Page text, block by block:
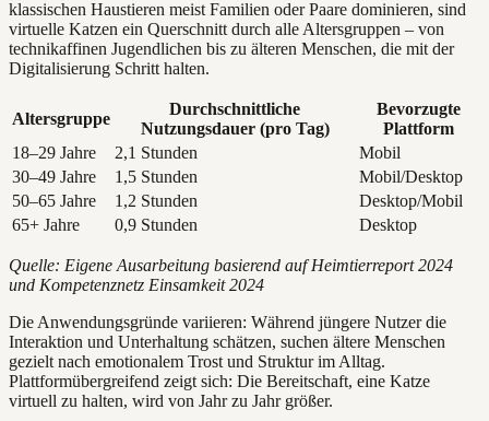
klassischen Haustieren meist Familien oder Paare dominieren, sind
virtuelle Katzen ein Querschnitt durch alle Altersgruppen – von
technikaffinen Jugendlichen bis zu älteren Menschen, die mit der
Digitalisierung Schritt halten.
Altersgruppe
Durchschnittliche
Nutzungsdauer (pro Tag)
Bevorzugte
Plattform
18–29 Jahre
2,1 Stunden
Mobil
30–49 Jahre
1,5 Stunden
Mobil/Desktop
50–65 Jahre
1,2 Stunden
Desktop/Mobil
65+ Jahre
0,9 Stunden Desktop
Quelle: Eigene Ausarbeitung basierend auf Heimtierreport 2024
und Kompetenznetz Einsamkeit 2024
Die Anwendungsgründe variieren: Während jüngere Nutzer die
Interaktion und Unterhaltung schätzen, suchen ältere Menschen
gezielt nach emotionalem Trost und Struktur im Alltag.
Plattformübergreifend zeigt sich: Die Bereitschaft, eine Katze
virtuell zu halten, wird von Jahr zu Jahr größer.